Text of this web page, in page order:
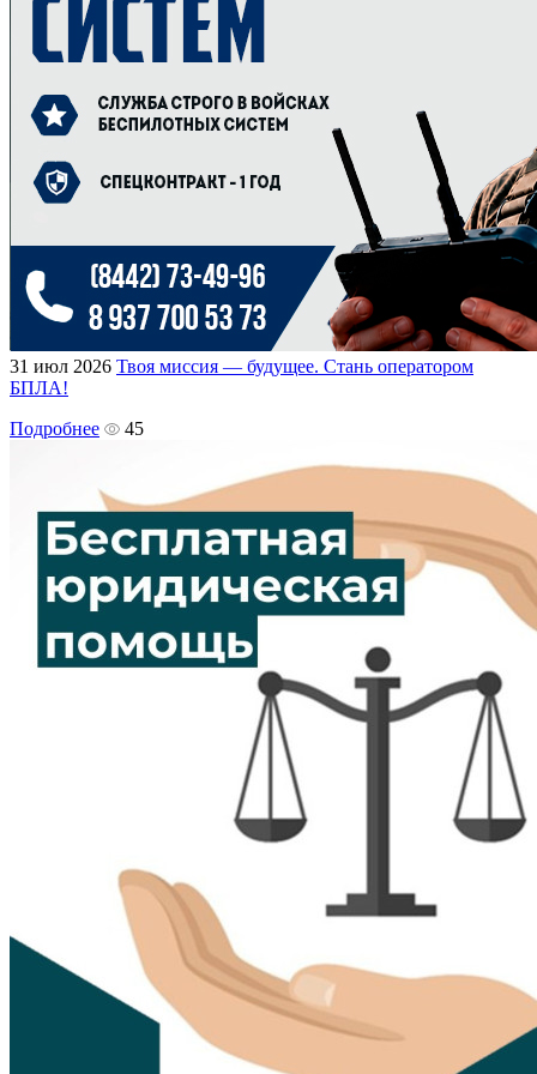
31 июл 2026 Твоя миссия — будущее. Стань оператором
БПЛА!
Подробнее
45